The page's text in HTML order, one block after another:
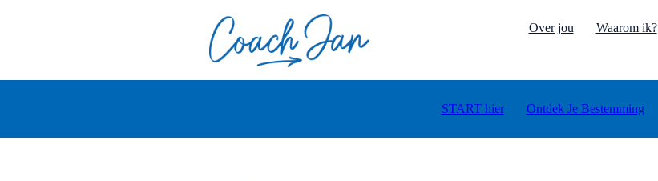
Over jou Waarom ik?
START hier Ontdek Je Bestemming